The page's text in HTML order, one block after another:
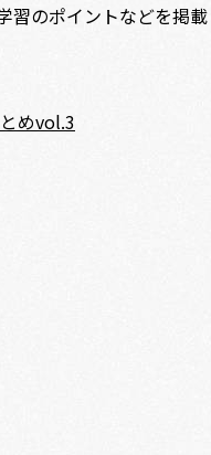
習のポイントなどを掲載
めvol.3